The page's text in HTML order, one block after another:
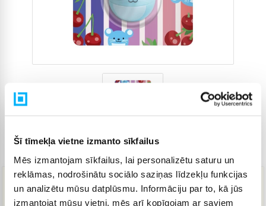
Šī tīmekļa vietne izmanto sīkfailus
Mēs izmantojam sīkfailus, lai personalizētu saturu un
reklāmas, nodrošinātu sociālo saziņas līdzekļu funkcijas
un analizētu mūsu datplūsmu. Informāciju par to, kā jūs
izmantojat mūsu vietni, mēs arī kopīgojam ar saviem
4,58 €